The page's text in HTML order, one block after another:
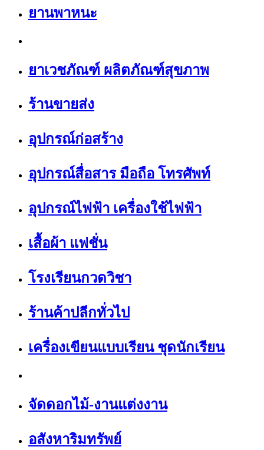
ยานพาหนะ
ยาเวชภัณฑ์ ผลิตภัณฑ์สุขภาพ
ร้านขายส่ง
อุปกรณ์ก่อสร้าง
อุปกรณ์สื่อสาร มือถือ โทรศัพท์
อุปกรณ์ไฟฟ้า เครื่องใช้ไฟฟ้า
เสื้อผ้า แฟชั่น
โรงเรียนกวดวิชา
ร้านค้าปลีกทั่วไป
เครื่องเขียนแบบเรียน ชุดนักเรียน
จัดดอกไม้-งานแต่งงาน
อสังหาริมทรัพย์